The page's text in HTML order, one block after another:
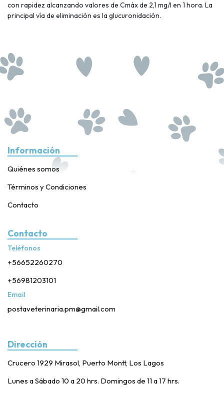
con rapidez alcanzando valores de Cmáx de 2,1 mg/l en 1 hora. La
principal vía de eliminación es la glucuronidación.
Información
Quiénes somos
Términos y Condiciones
Contacto
Contacto
Teléfonos
+56652260270
+56981203101
Email
postaveterinaria.pm@gmail.com
Dirección
Crucero 1929 Mirasol, Puerto Montt, Los Lagos
Lunes a Sábado 10 a 20 hrs. Domingos de 11 a 17 hrs.